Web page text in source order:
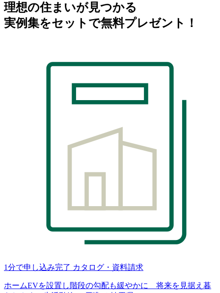
理想の住まいが見つかる
実例集をセットで無料プレゼント！
1分で申し込み完了 カタログ・資料請求
ホームEVを設置し階段の勾配も緩やかに 将来を見据え暮